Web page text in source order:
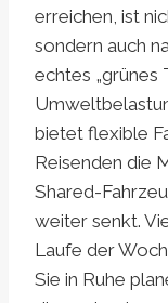
erreichen, ist
sondern auch
echtes „grünes
bietet flexible
Reisenden die
Shared-
weiter senkt.
Laufe der
Sie in Ruhe